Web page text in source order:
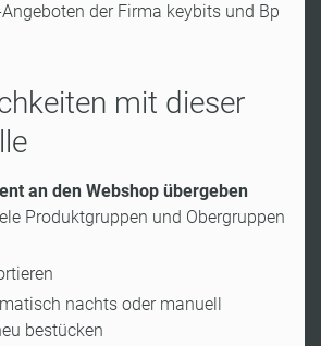
der Firma keybits und Bp
mit dieser
an den Webshop übergeben
Produktgruppen und Obergruppen
nachts oder manuell
bestücken